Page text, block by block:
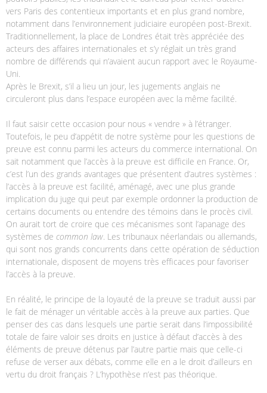
vers Paris des contentieux importants et en plus grand nombre,
notamment dans l’environnement judiciaire européen post-Brexit.
Traditionnellement, la place de Londres était très appréciée des
acteurs des affaires internationales et s’y réglait un très grand
nombre de différends qui n’avaient aucun rapport avec le Royaume-
Uni.
Après le Brexit, s’il a lieu un jour, les jugements anglais ne
circuleront plus dans l’espace européen avec la même facilité.
Il faut saisir cette occasion pour nous « vendre » à l’étranger.
Toutefois, le peu d’appétit de notre système pour les questions de
preuve est connu parmi les acteurs du commerce international. On
sait notamment que l’accès à la preuve est difficile en France. Or,
c’est l’un des grands avantages que présentent d’autres systèmes :
l’accès à la preuve est facilité, aménagé, avec une plus grande
implication du juge qui peut par exemple ordonner la production de
certains documents ou entendre des témoins dans le procès civil.
On aurait tort de croire que ces mécanismes sont l’apanage des
systèmes de common law. Les tribunaux néerlandais ou allemands,
qui sont nos grands concurrents dans cette opération de séduction
internationale, disposent de moyens très efficaces pour favoriser
l’accès à la preuve.
En réalité, le principe de la loyauté de la preuve se traduit aussi par
le fait de ménager un véritable accès à la preuve aux parties. Que
penser des cas dans lesquels une partie serait dans l’impossibilité
totale de faire valoir ses droits en justice à défaut d’accès à des
éléments de preuve détenus par l’autre partie mais que celle-ci
refuse de verser aux débats, comme elle en a le droit d’ailleurs en
vertu du droit français ? L’hypothèse n’est pas théorique.